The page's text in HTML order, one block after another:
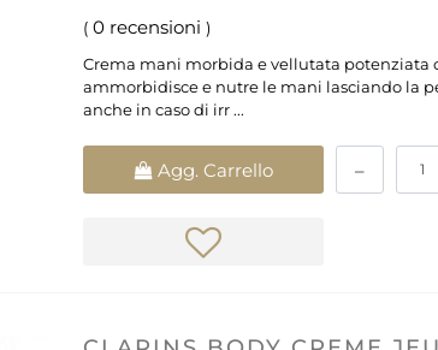
( 0 recensioni )
Crema mani morbida e vellutata potenziata
ammorbidisce e nutre le mani lasciando la
anche in caso di irr ...
Agg. Carrello